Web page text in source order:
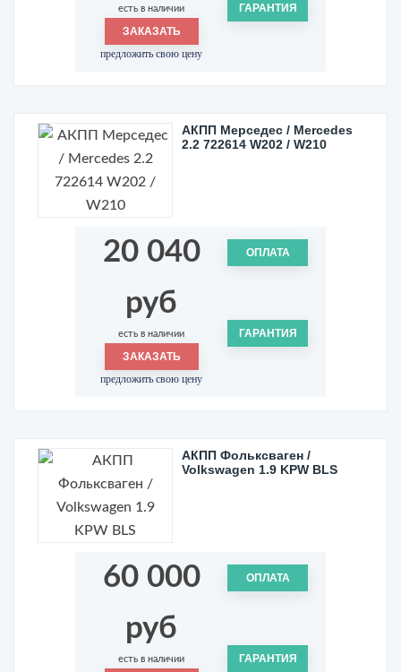
есть в наличии
ЗАКАЗАТЬ
предложить свою цену
ГАРАНТИЯ
АКПП Мерседес / Mercedes
2.2 722614 W202 / W210
20 040
руб
есть в наличии
ЗАКАЗАТЬ
предложить свою цену
ОПЛАТА
ГАРАНТИЯ
АКПП Фольксваген /
Volkswagen 1.9 KPW BLS
60 000
руб
есть в наличии
ОПЛАТА
ГАРАНТИЯ